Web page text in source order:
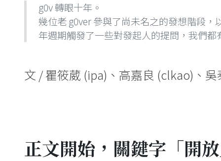
g0v 轉眼十年。
幾位老 g0ver 參與了尚未名之的發想階段
年週期觸發了一些對發起人的提問，我們
文 / 瞿筱葳 (ipa)、高嘉良 (clkao)、
正文開始，關鍵字「開